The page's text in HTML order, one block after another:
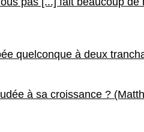
quelconque à deux
à sa croissance ?